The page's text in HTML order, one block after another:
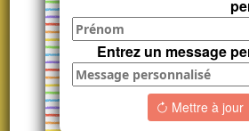
Entrez un message
Mettre à jour